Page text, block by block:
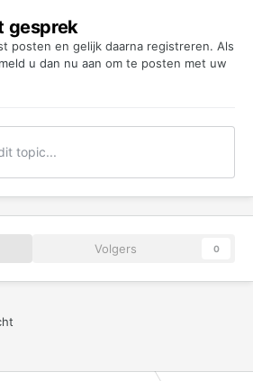
gesprek
posten en gelijk daarna registreren. Als
meld u dan nu aan om te posten met uw
topic...
Volgers 0